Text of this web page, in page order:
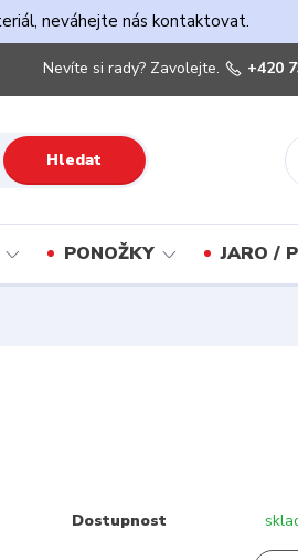
neváhejte nás kontaktovat.
Hledat
Nevíte si rady? Zavolejte. +420
PONOŽKY JARO /
Dostupnost